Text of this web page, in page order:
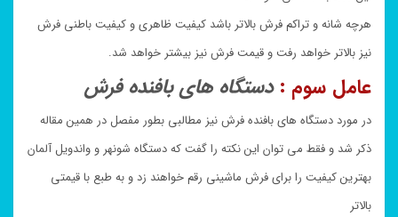
هرچه شانه و تراکم فرش بالاتر باشد کیفیت ظاهری و کیفیت باطنی فرش
نیز بالاتر خواهد رفت و قیمت فرش نیز بیشتر خواهد شد.
عامل سوم : دستگاه های بافنده فرش
در مورد دستگاه های بافنده فرش نیز مطالبی بطور مفصل در همین مقاله
ذکر شد و فقط می توان این نکته را گفت که دستگاه شونهر و واندویل آلمان
بهترین کیفیت را برای فرش ماشینی رقم خواهند زد و به طبع با قیمتی
بالاتر